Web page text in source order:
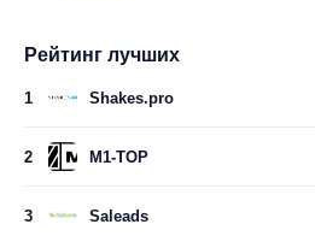
Рейтинг лучших
1 Shakes.pro
2 M1-TOP
3 Saleads